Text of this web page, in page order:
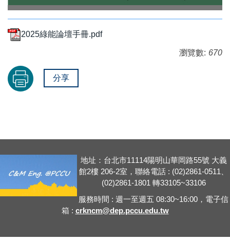
2025綠能論壇手冊.pdf
瀏覽數: 670
分享
地址：台北市11114陽明山華岡路55號 大義
館2樓 206-2室，聯絡電話 : (02)2861-0511、
(02)2861-1801 轉33105~33106
服務時間 : 週一至週五 08:30~16:00，電子信
箱 : crkncm@dep.pccu.edu.tw